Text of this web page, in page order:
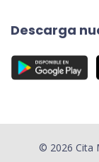
Descarga
© 2026 Cita